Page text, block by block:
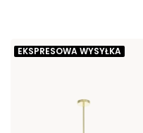
EKSPRESOWA WYSYŁKA